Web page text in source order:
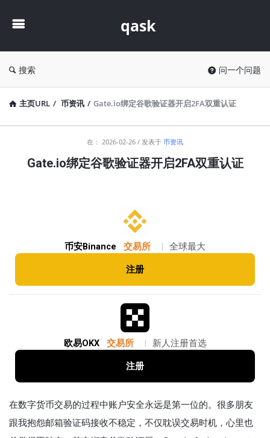
qask
搜索 问一个问题
主页URL / 币资讯 / Gate.io绑定谷歌验证器开启2FA双重认证
在： 2026-02-26 发表于 币资讯
Gate.io绑定谷歌验证器开启2FA双重认证
币安Binance 交易所 全球最大
注册
欧易OKX 交易所 新人注册首选
注册
在数字货币交易的过程中账户安全永远是第一位的。很多朋友
跟我抱怨邮箱验证码接收不稳定，不仅耽误交易时机，心里也